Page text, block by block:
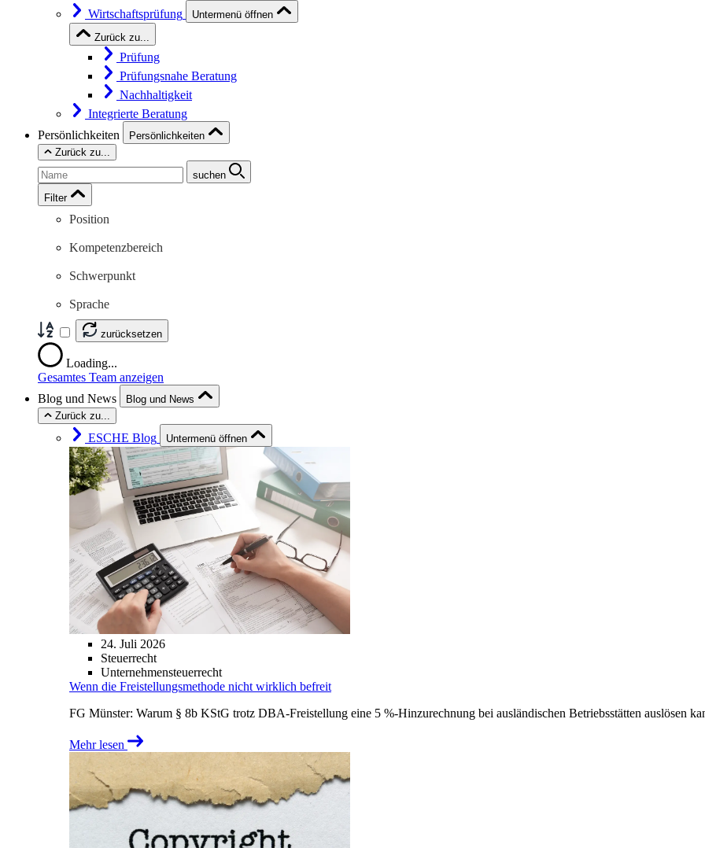
Wirtschaftsprüfung
Untermenü öffnen
Zurück zu...
Prüfung
Prüfungsnahe Beratung
Nachhaltigkeit
Integrierte Beratung
Persönlichkeiten
Persönlichkeiten
Zurück zu...
suchen
Filter
Position
Kompetenzbereich
Schwerpunkt
Sprache
zurücksetzen
Loading...
Gesamtes Team anzeigen
Blog und News
Blog und News
Zurück zu...
ESCHE Blog Untermenü öffnen
24. Juli 2026
Steuerrecht
Unternehmensteuerrecht
Wenn die Freistellungsmethode nicht wirklich befreit
FG Münster: Warum § 8b KStG trotz DBA-Freistellung eine 5 %-Hinzurechnung bei ausländischen Betriebsstätten auslösen
Mehr lesen